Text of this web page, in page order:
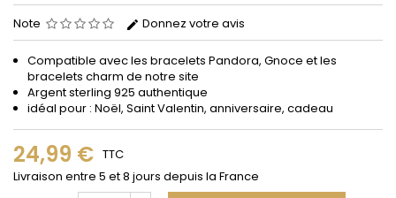
Note Donnez votre avis
Compatible avec les bracelets Pandora, Gnoce et les
bracelets charm de notre site
Argent sterling 925 authentique
idéal pour : Noël, Saint Valentin, anniversaire, cadeau
24,99 € TTC
Livraison entre 5 et 8 jours depuis la France